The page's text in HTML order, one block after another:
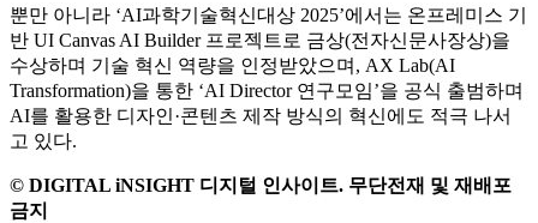
뿐만 아니라 ‘AI과학기술혁신대상 2025’에서는 온프레미스 기
반 UI Canvas AI Builder 프로젝트로 금상(전자신문사장상)을
수상하며 기술 혁신 역량을 인정받았으며, AX Lab(AI
Transformation)을 통한 ‘AI Director 연구모임’을 공식 출범하며
AI를 활용한 디자인·콘텐츠 제작 방식의 혁신에도 적극 나서
고 있다.
© DIGITAL iNSIGHT 디지털 인사이트. 무단전재 및 재배포
금지